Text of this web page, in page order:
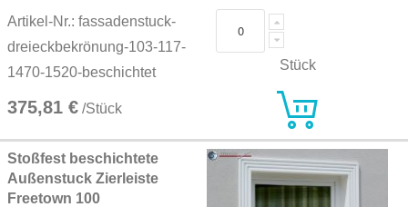
Artikel-Nr.: fassadenstuck-
dreieckbekrönung-103-117-
1470-1520-beschichtet
375,81 € /Stück
Stück
Stoßfest beschichtete
Außenstuck Zierleiste
Freetown 100